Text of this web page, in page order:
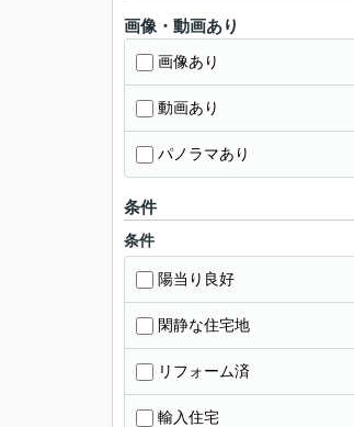
画像・動画あり
画像あり
動画あり
パノラマあり
条件
条件
陽当り良好
閑静な住宅地
リフォーム済
輸入住宅